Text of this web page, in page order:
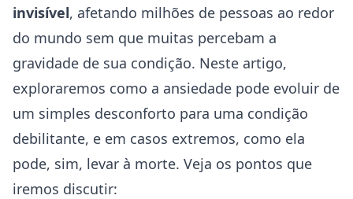
invisível, afetando milhões de pessoas ao redor
do mundo sem que muitas percebam a
gravidade de sua condição. Neste artigo,
exploraremos como a ansiedade pode evoluir de
um simples desconforto para uma condição
debilitante, e em casos extremos, como ela
pode, sim, levar à morte. Veja os pontos que
iremos discutir: